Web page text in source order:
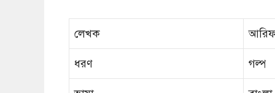
লেখক
ধরণ গল্প